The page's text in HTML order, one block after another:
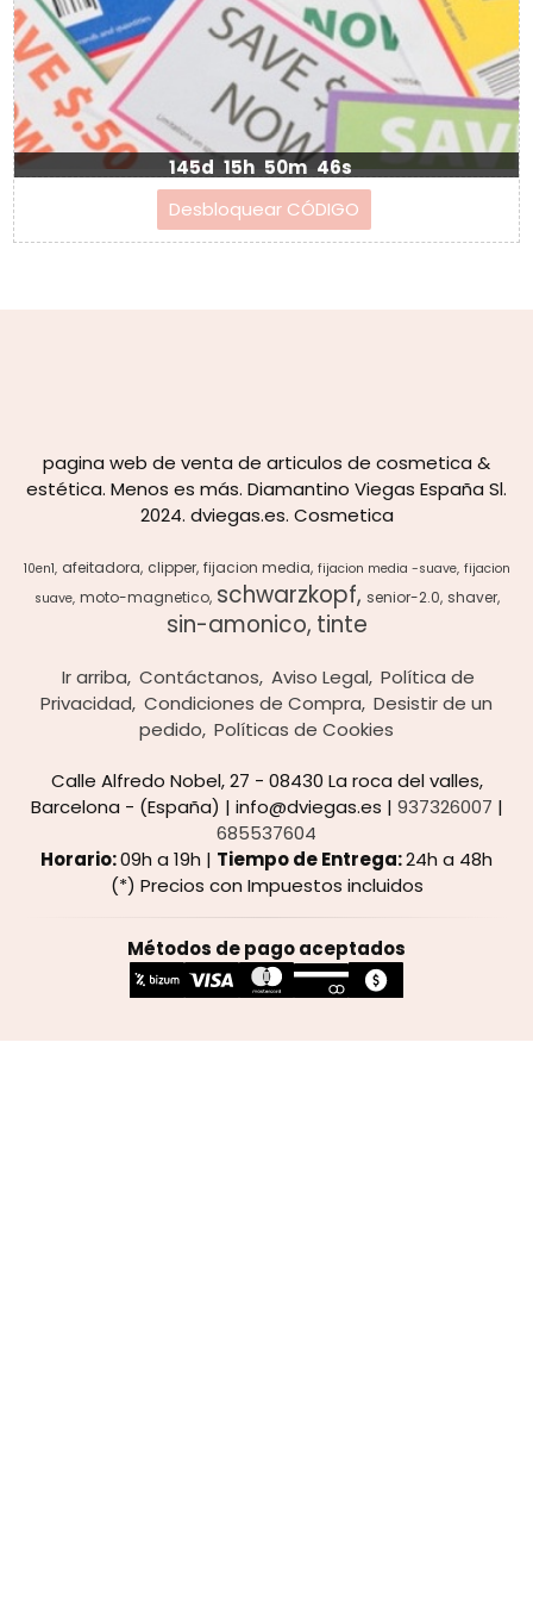
145d 15h 50m 45s
pagina web de venta de articulos de cosmetica &
estética. Menos es más. Diamantino Viegas España Sl.
2024. dviegas.es. Cosmetica
10en1 afeitadora clipper fijacion media fijacion media -suave fijacion
suave moto-magnetico schwarzkopf senior-2.0 shaver
sin-amonico tinte
Ir arriba Contáctanos Aviso Legal Política de
Privacidad Condiciones de Compra Desistir de un
pedido Políticas de Cookies
Calle Alfredo Nobel, 27 - 08430 La roca del valles,
Barcelona - (España) | info@dviegas.es | 937326007 |
685537604
Horario:09h a 19h | Tiempo de Entrega:24h a 48h
(*) Precios con Impuestos incluidos
Métodos de pago aceptados